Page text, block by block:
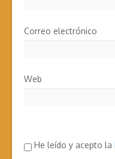
Correo electrónico
Web
He leído y acepto la